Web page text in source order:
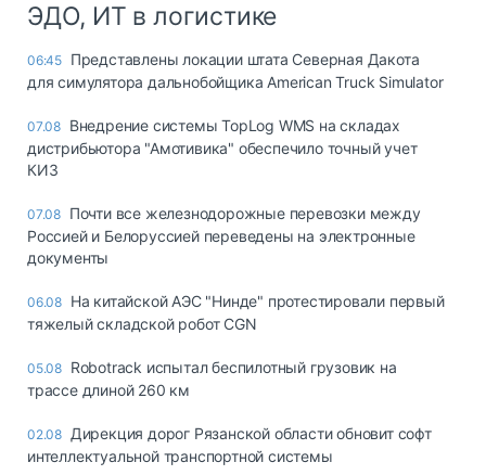
ЭДО, ИТ в логистике
06:45 Представлены локации штата Северная Дакота
для симулятора дальнобойщика American Truck Simulator
07.08 Внедрение системы TopLog WMS на складах
дистрибьютора "Амотивика" обеспечило точный учет
КИЗ
07.08 Почти все железнодорожные перевозки между
Россией и Белоруссией переведены на электронные
документы
06.08 На китайской АЭС "Нинде" протестировали первый
тяжелый складской робот CGN
05.08 Robotrack испытал беспилотный грузовик на
трассе длиной 260 км
02.08 Дирекция дорог Рязанской области обновит софт
интеллектуальной транспортной системы